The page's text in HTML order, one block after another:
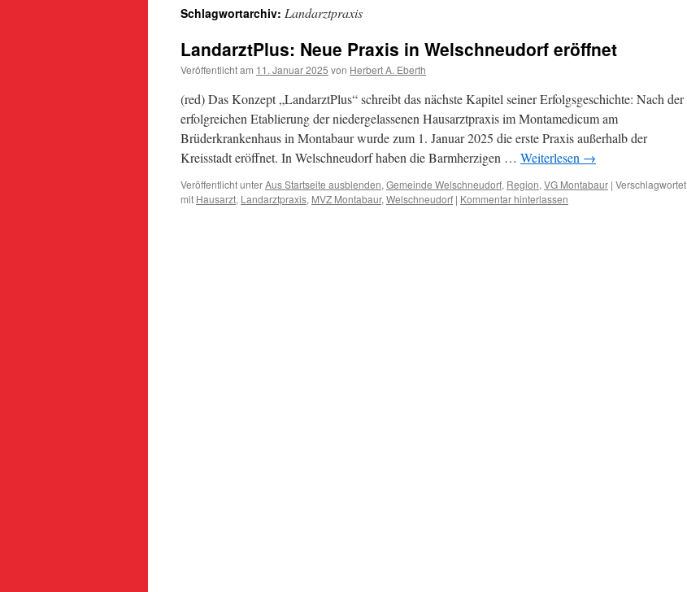
Schlagwortarchiv: Landarztpraxis
LandarztPlus: Neue Praxis in Welschneudorf eröffnet
Veröffentlicht am 11. Januar 2025 von Herbert A. Eberth
(red) Das Konzept „LandarztPlus“ schreibt das nächste Kapitel seiner Erfolgsgeschichte: Nach der
erfolgreichen Etablierung der niedergelassenen Hausarztpraxis im Montamedicum am
Brüderkrankenhaus in Montabaur wurde zum 1. Januar 2025 die erste Praxis außerhalb der
Kreisstadt eröffnet. In Welschneudorf haben die Barmherzigen … Weiterlesen →
Veröffentlicht unterAus Startseite ausblenden, Gemeinde Welschneudorf, Region, VG Montabaur | Verschlagwortet
mit Hausarzt, Landarztpraxis, MVZ Montabaur, Welschneudorf | Kommentar hinterlassen